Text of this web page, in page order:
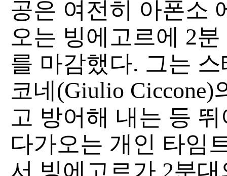
공은 여전히 아폰소
오는 빙에고르에 2
를 마감했다. 그는
코네(Giulio
고 방어해 내는 등
다가오는 개인 타임
서 빙에고르가 2분